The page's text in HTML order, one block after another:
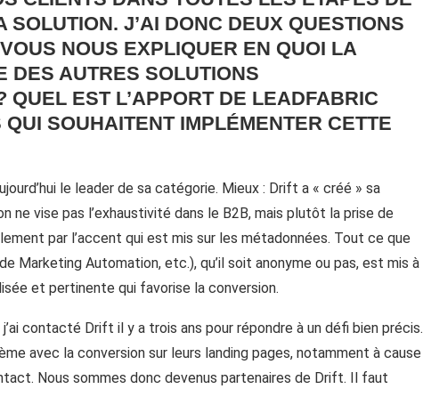
SOLUTION. J’AI DONC DEUX QUESTIONS
NOUS EXPLIQUER EN QUOI LA
DES AUTRES SOLUTIONS
QUEL EST L’APPORT DE LEADFABRIC
SOUHAITENT IMPLÉMENTER CETTE
le leader de sa catégorie. Mieux : Drift a « créé » sa
ne vise pas l’exhaustivité dans le B2B, mais plutôt la prise de
par l’accent qui est mis sur les métadonnées. Tout ce que
Marketing Automation, etc.), qu’il soit anonyme ou pas, est mis à
et pertinente qui favorise la conversion.
contacté Drift il y a trois ans pour répondre à un défi bien précis.
avec la conversion sur leurs landing pages, notamment à cause
Nous sommes donc devenus partenaires de Drift. Il faut